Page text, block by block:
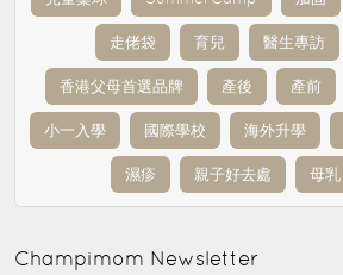
走佬袋 育兒 醫生專訪
香港父母首選品牌 產後 產前
小一入學 國際學校 海外升學
濕疹 親子好去處 母乳
Champimom Newsletter